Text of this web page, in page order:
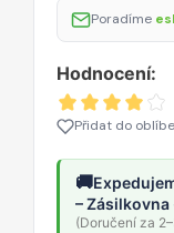
Poradíme
Hodnocení:
Přidat do
🚚
–
(Doručení za